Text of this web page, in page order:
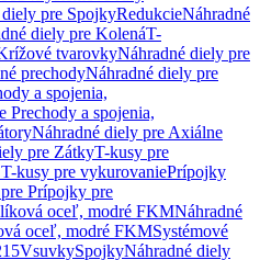
pre SpojkyRedukcieNáhradné
diely pre KolenáT-
tvarovkyNáhradné diely pre
prechodyNáhradné diely pre
a spojenia,
Prechody a spojenia,
Náhradné diely pre Axiálne
pre ZátkyT-kusy pre
kusy pre vykurovaniePrípojky
Prípojky pre
oceľ, modré FKMNáhradné
oceľ, modré FKMSystémové
VsuvkySpojkyNáhradné diely